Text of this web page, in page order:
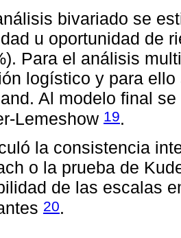
bivariado se
u oportunidad de
Para el análisis
logístico y para
Al modelo final
Lemeshow 19.
la consistencia
o la prueba de
de las escalas
20.